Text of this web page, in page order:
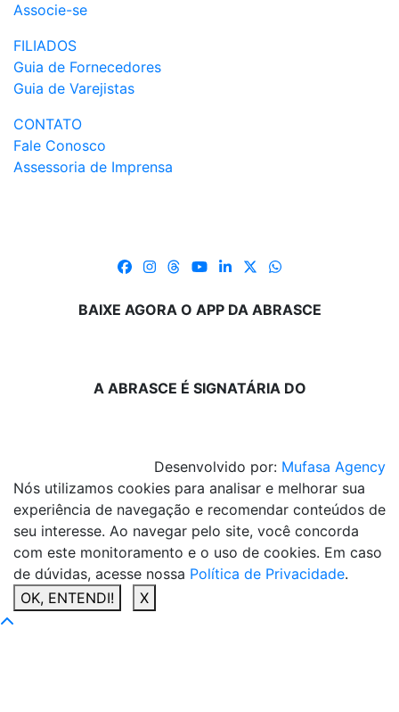
Associe-se
FILIADOS
Guia de Fornecedores
Guia de Varejistas
CONTATO
Fale Conosco
Assessoria de Imprensa
BAIXE AGORA O APP DA ABRASCE
A ABRASCE É SIGNATÁRIA DO
Desenvolvido por: Mufasa Agency
Nós utilizamos cookies para analisar e melhorar sua
experiência de navegação e recomendar conteúdos de
seu interesse. Ao navegar pelo site, você concorda
com este monitoramento e o uso de cookies. Em caso
de dúvidas, acesse nossa Política de Privacidade.
OK, ENTENDI!
X